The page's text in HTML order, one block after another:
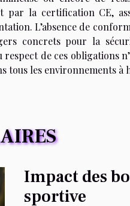
par la certification CE,
L’absence de
concrets pour la
de ces obligations
tous les environnements à
Impact des
sportive